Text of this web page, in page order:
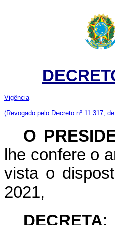
Vigência
(Revogado pelo Decreto nº 11.317,
O
lhe confere o
vista o
2021,
DECRETA: